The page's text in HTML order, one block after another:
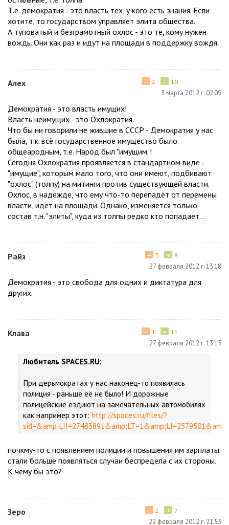
Т.е. демократия - это власть тех, у кого есть знания. Если
хотите, то государством управляет элита общества.
А туповатый и безграмотный охлос - это те, кому нужен
вождь. Они как раз и идут на площади в поддержку вождя.
Алех + 10
− 2
3 марта 2012 г. 02:09
Демократия - это власть имущих!
Власть неимущих - это Охлократия.
Что бы ни говорили не жившие в СССР - Демократия у нас
была, т.к. всё государственное имущество было
общеародным, т.е. Народ был "имущим"!
Сегодня Охлократия проявляется в стандартном виде -
"имущие", которым мало того, что они имеют, подбивают
"охлос" (толпу) на митинги против существующей власти.
Охлос, в надежде, что ему что-то перепадёт от перемены
власти, идёт на площади. Однако, изменяется только
состав т.н. "элиты", куда из толпы редко кто попадает...
Райз + 8
− 3
27 февраля 2012 г. 13:18
Демократия - это свобода для одних и диктатура для
других.
Клава + 11
− 1
27 февраля 2012 г. 13:15
Любитель SPACES.RU:
При дерьмократах у нас наконец-то появилась
полиция - раньше её не было! И дорожные
полицейские ездиют на замечательных автомобилях
как например этот: http://spaces.ru/files/?
почкму-то с появлением полиции и повышения им зарплаты.
стали больше появляться случаи беспредела с их стороны.
К чему бы это?
Зеро + 7
− 2
22 февраля 2012 г. 21:53